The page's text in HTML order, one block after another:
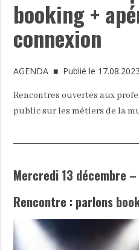
booking +
connexion
AGENDA ■ Publié le 17.08.2023
Rencontres ouvertes aux
public sur les métiers de la
Mercredi 13 décembre
Rencontre : parlons